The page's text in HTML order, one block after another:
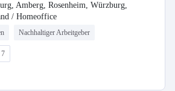
Amberg, Rosenheim, Würzburg,
/ Homeoffice
Nachhaltiger Arbeitgeber
7